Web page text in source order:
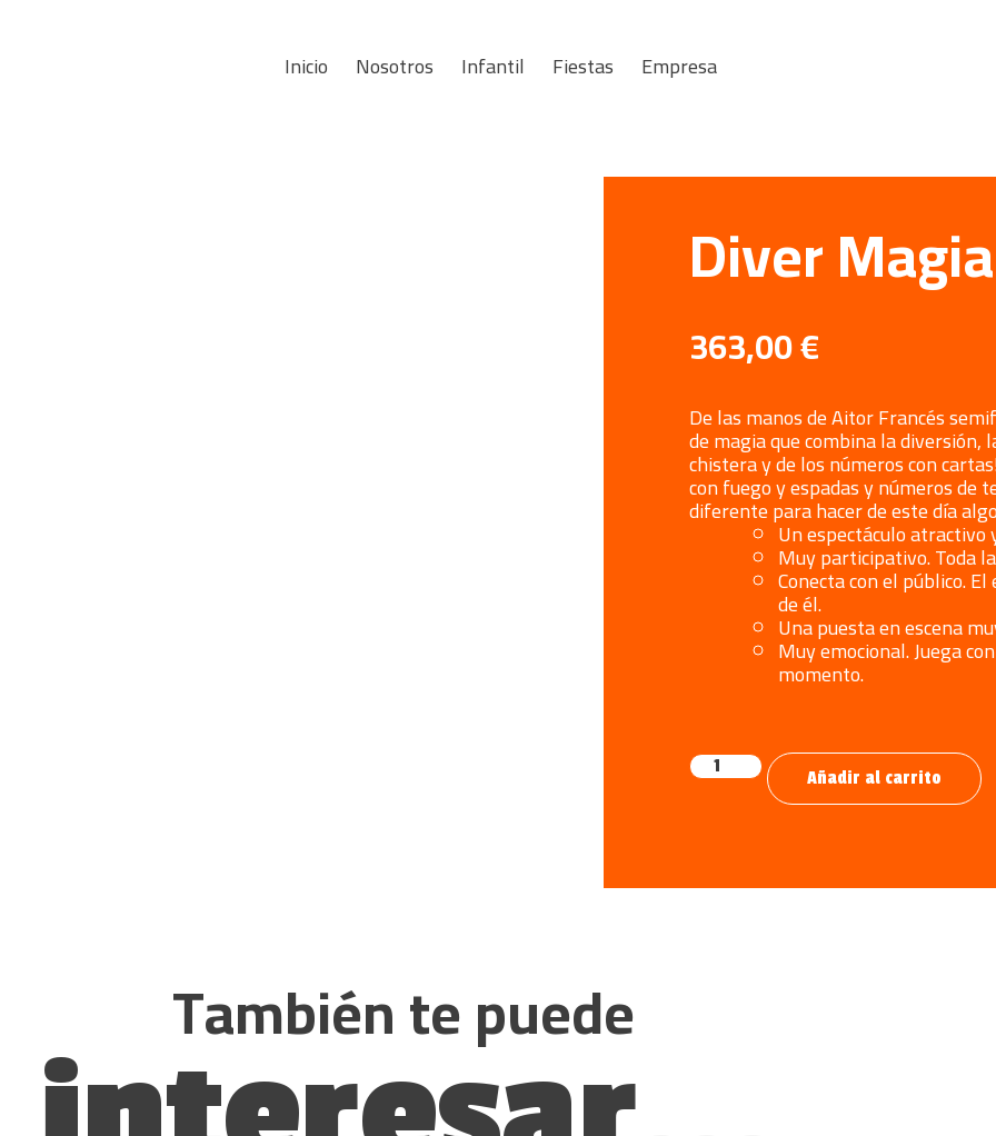
Inicio Nosotros Infantil Fiestas Empresa
Diver Magia
363,00€
De las manos de Aitor Francés
de magia que combina la diversión,
chistera y de los números con
con fuego y espadas y números de
diferente para hacer de este día
Un espectáculo atractivo
Muy participativo. Toda
Conecta con el público.
de él.
Una puesta en escena
Muy emocional. Juega
momento.
Añadir al carrito
También te puede